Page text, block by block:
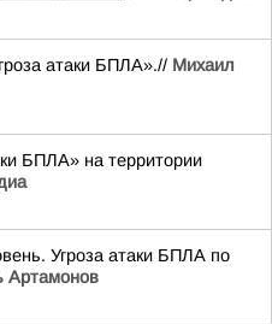
атаки БПЛА».// Михаил
БПЛА» на территории
Угроза атаки БПЛА по
Артамонов